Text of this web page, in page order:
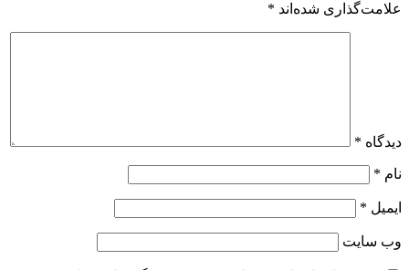
علامت‌گذاری شده‌اند *
دیدگاه *
نام *
ایمیل *
وب‌ سایت